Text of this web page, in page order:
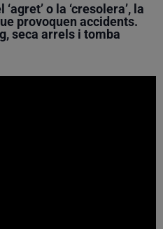
o la ‘cresolera’, la
provoquen accidents.
seca arrels i tomba